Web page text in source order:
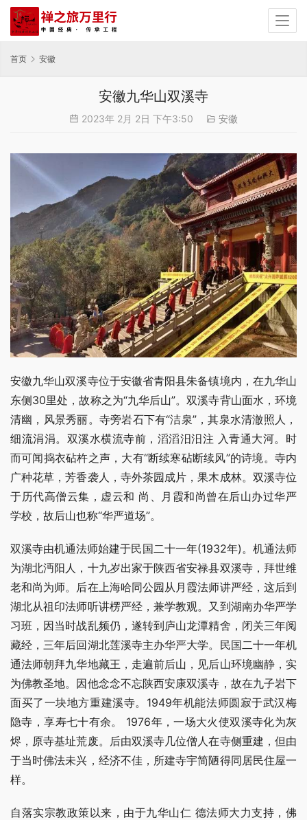
首页 安徽
安徽九华山双溪寺
2023年 2月 2日 下午3:50 安徽
安徽九华山双溪寺位于安徽省青阳县朱备镇境内，在九华山
东侧30里处，故称之为“九华后山”。双溪寺背山面水，环境
清幽，风景秀丽。寺旁岩石下有“洁泉”，其泉水清澈照人，
细流涓涓。双溪水横流寺前，滔滔汨汨注 入青通大河。时
而可闻捣衣砧杵之声，大有“断续寒砧断续风”的诗境。寺内
广种花草，芳香袭人，寺外茶园成片，果木成林。双溪寺位
于历代高僧云集，虚云和 尚、月霞和尚曾在后山办过华严
学校，故后山也称“华严道场”。
双溪寺由机通法师始建于民国二十一年(1932年)。机通法师
为湖北沔阳人，十九岁出家于陕西省安禄县双溪寺，拜世维
老和尚为师。后在上海哈同公园从月霞法师讲严经，这后到
湖北从祖印法师听讲楞严经，兼学教观。又到湖南办华严学
习班，因当时战乱频仍，遂转到庐山龙潭精舍，闭关三年阅
藏经，三年后回湖北莲溪寺主办华严大学。民国二十一年机
通法师朝拜九华地藏王，走遍前后山，见后山环境幽静，实
为佛教圣地。因他念念不忘陕西安康双溪寺，故在九子岩下
面买了一块地方重建溪寺。1949年机能法师圆寂于武汉梅
隐寺，享寿七十有余。 1976年，一场大火使双溪寺化为灰
烬，原寺基址荒废。后由双溪寺几位僧人在寺侧重建，但由
于当时佛法未兴，经济不佳，所建寺宇简陋得同居民住屋一
样。
自落实宗教政策以来，由于九华山仁 德法师大力支持，佛